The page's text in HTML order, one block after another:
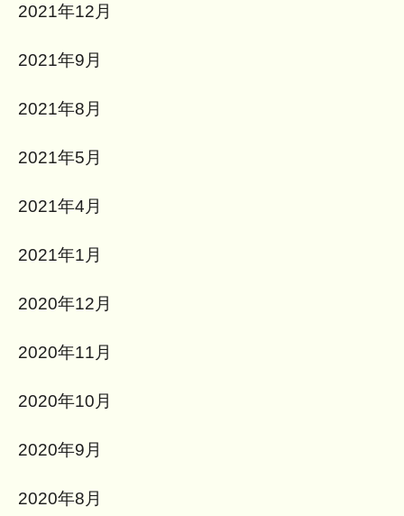
2021年12月
2021年9月
2021年8月
2021年5月
2021年4月
2021年1月
2020年12月
2020年11月
2020年10月
2020年9月
2020年8月